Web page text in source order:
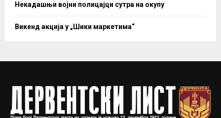
Некадашњи војни полицајци сутра на окупу
Викенд акција у „Шики маркетима“